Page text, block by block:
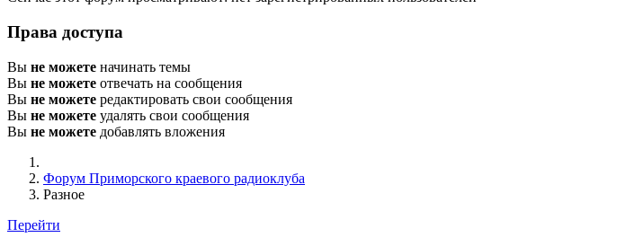
Права доступа
Вы не можете начинать темы
Вы не можете отвечать на сообщения
Вы не можете редактировать свои сообщения
Вы не можете удалять свои сообщения
Вы не можете добавлять вложения
Форум Приморского краевого радиоклуба
Разное
Перейти